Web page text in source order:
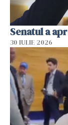
Senatul a
30 IULIE 2026